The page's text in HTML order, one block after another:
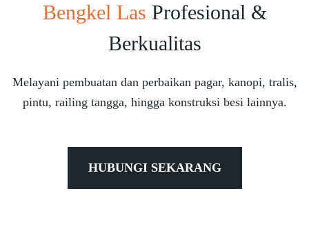
Bengkel Las Profesional &
Berkualitas
Melayani pembuatan dan perbaikan pagar, kanopi, tralis,
pintu, railing tangga, hingga konstruksi besi lainnya.
HUBUNGI SEKARANG